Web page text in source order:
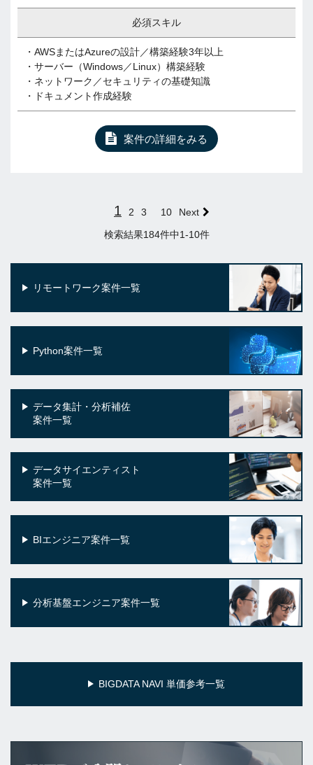
必須スキル
・AWSまたはAzureの設計／構築経験3年以上
・サーバー（Windows／Linux）構築経験
・ネットワーク／セキュリティの基礎知識
・ドキュメント作成経験
案件の詳細をみる
1 2 3 10 Next
検索結果184件中1-10件
リモートワーク案件一覧
Python案件一覧
データ集計・分析補佐
案件一覧
データサイエンティスト
案件一覧
BIエンジニア案件一覧
分析基盤エンジニア案件一覧
BIGDATA NAVI 単価参考一覧